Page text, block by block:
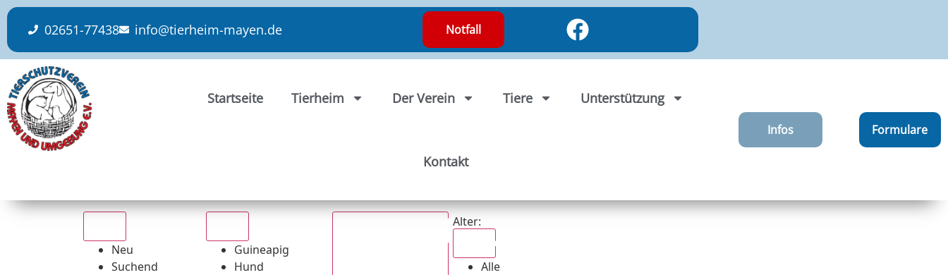
content
02651-77438 info@tierheim-mayen.de Notfall
Startseite Tierheim Der Verein Tiere Unterstützung
Kontakt
Infos Formulare
Neu
Suchend
Guineapig
Hund
Alter:
Alle